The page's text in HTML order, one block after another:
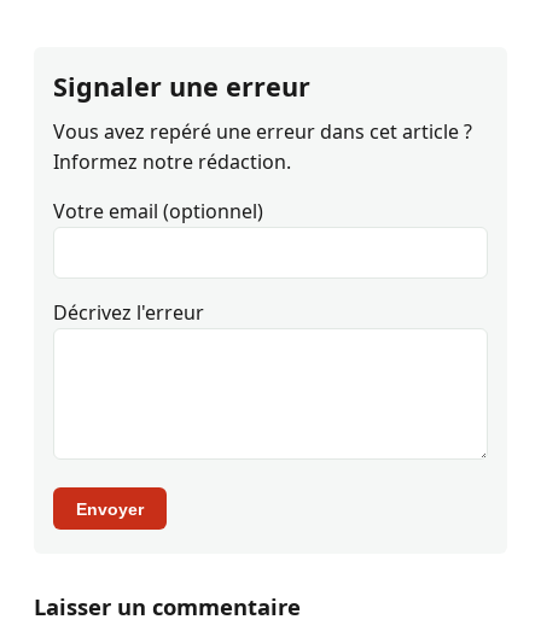
Signaler une erreur
Vous avez repéré une erreur dans cet article ?
Informez notre rédaction.
Votre email (optionnel)
Décrivez l'erreur
Envoyer
Laisser un commentaire